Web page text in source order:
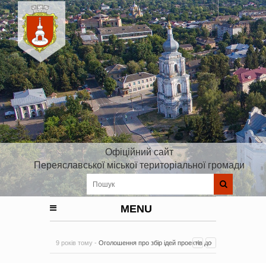
Офіційний сайт
Переяславської міської територіальної громади
MENU
9 років тому - Оголошення про збір ідей проектів до